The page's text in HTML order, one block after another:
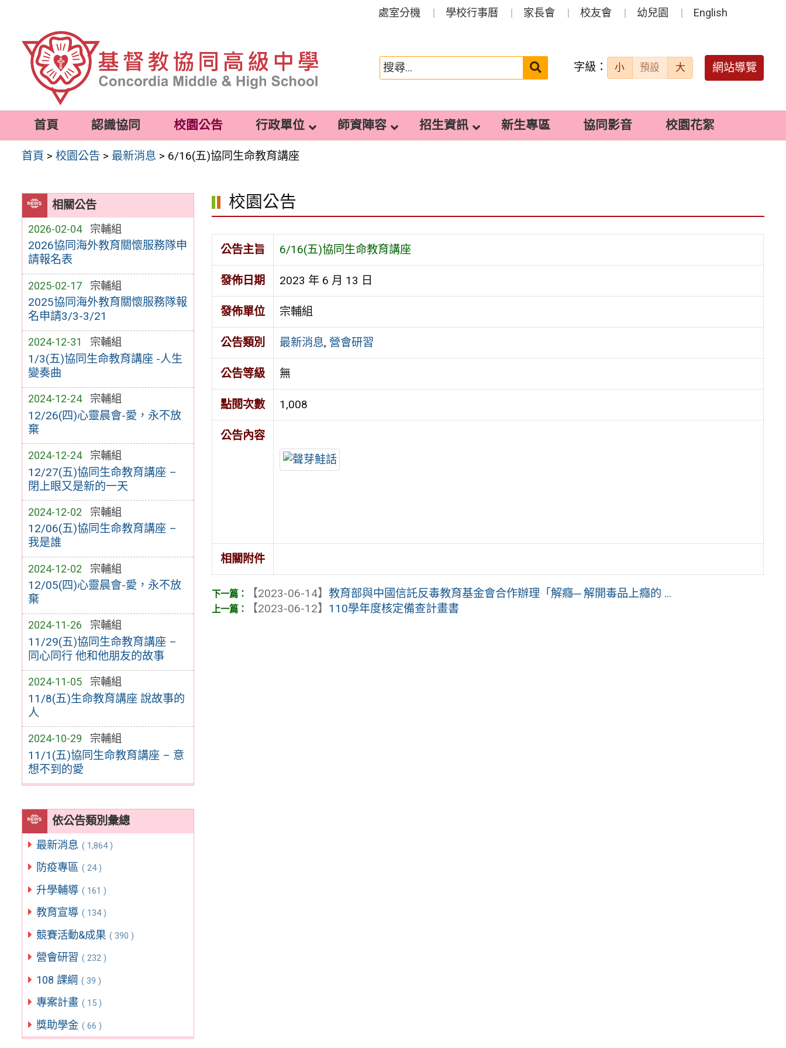
容
處室分機 學校行事曆 家長會 校友會 幼兒園 English
搜
送出 字級： 小 預設 大 網站導覽
首頁 認識協同 校園公告 行政單位 師資陣容 招生資訊 新生專區 協同影音 校園花絮
首頁 >校園公告 > 最新消息 > 6/16(五)協同生命教育講座
相關公告
2026-02-04 宗輔組
2026協同海外教育關懷服務隊申
請報名表
2025-02-17 宗輔組
2025協同海外教育關懷服務隊報
名申請3/3-3/21
2024-12-31 宗輔組
1/3(五)協同生命教育講座 -人生
變奏曲
2024-12-24 宗輔組
12/26(四)心靈晨會-愛，永不放
棄
2024-12-24 宗輔組
12/27(五)協同生命教育講座 –
閉上眼又是新的一天
2024-12-02 宗輔組
12/06(五)協同生命教育講座 –
我是誰
2024-12-02 宗輔組
12/05(四)心靈晨會-愛，永不放
棄
2024-11-26 宗輔組
11/29(五)協同生命教育講座 –
同心同行 他和他朋友的故事
2024-11-05 宗輔組
11/8(五)生命教育講座 說故事的
人
2024-10-29 宗輔組
11/1(五)協同生命教育講座 – 意
想不到的愛
依公告類別彙總
最新消息 ( 1,864 )
防疫專區 ( 24 )
升學輔導 ( 161 )
教育宣導 ( 134 )
競賽活動&成果 ( 390 )
營會研習 ( 232 )
108 課綱 ( 39 )
專案計畫 ( 15 )
獎助學金 ( 66 )
校園公告
公告主旨 6/16(五)協同生命教育講座
發佈日期 2023 年 6 月 13 日
發佈單位 宗輔組
公告類別 最新消息, 營會研習
公告等級 無
點閱次數 1,008
公告內容
相關附件
【2023-06-14】教育部與中國信託反毒教育基金會合作辦理「解癮─ 解開毒品上癮的 ...
【2023-06-12】 110學年度核定備查計畫書